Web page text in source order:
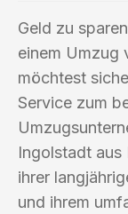
Geld zu
einem Umzug
möchtest
Service zum
Ingolstadt
ihrer
und ihrem